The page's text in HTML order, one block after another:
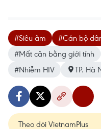
#Siêu âm #Cán bộ
#Mất cân bằng giới tính
#Nhiễm HIV
TP. Hà
Theo dõi VietnamPlus